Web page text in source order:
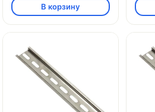
В корзину